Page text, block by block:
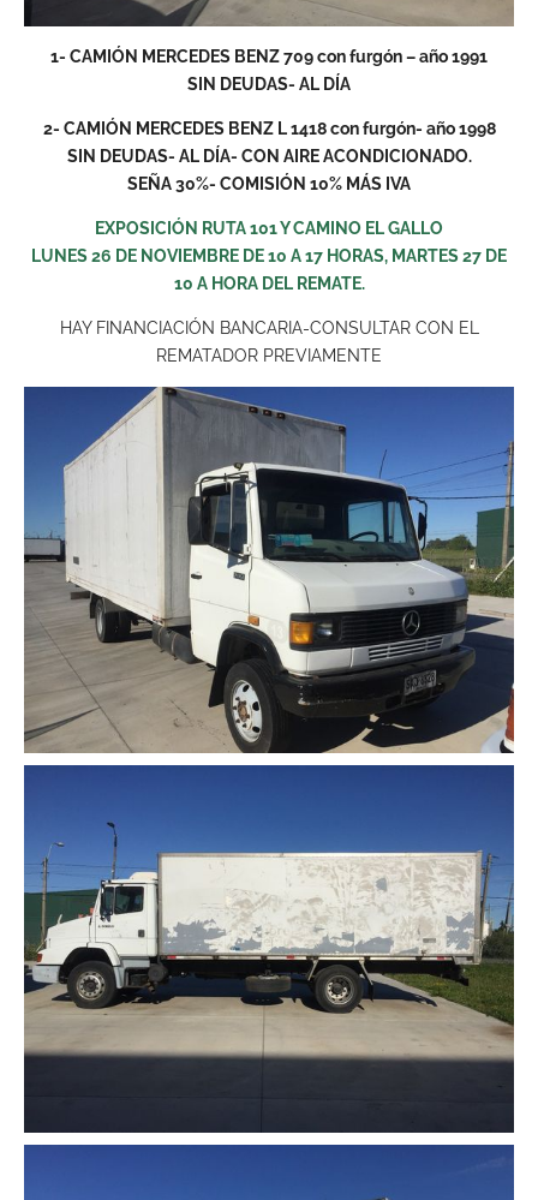
1- CAMIÓN MERCEDES BENZ 709 con furgón – año 1991
SIN DEUDAS- AL DÍA
2- CAMIÓN MERCEDES BENZ L 1418 con furgón- año 1998
SIN DEUDAS- AL DÍA- CON AIRE ACONDICIONADO.
SEÑA 30%- COMISIÓN 10% MÁS IVA
EXPOSICIÓN RUTA 101 Y CAMINO EL GALLO
LUNES 26 DE NOVIEMBRE DE 10 A 17 HORAS, MARTES 27 DE
10 A HORA DEL REMATE.
HAY FINANCIACIÓN BANCARIA-CONSULTAR CON EL
REMATADOR PREVIAMENTE